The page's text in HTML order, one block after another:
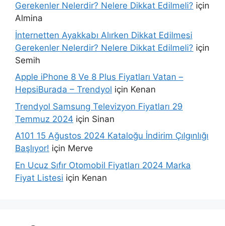
Gerekenler Nelerdir? Nelere Dikkat Edilmeli? için
Almina
İnternetten Ayakkabı Alırken Dikkat Edilmesi
Gerekenler Nelerdir? Nelere Dikkat Edilmeli? için
Semih
Apple iPhone 8 Ve 8 Plus Fiyatları Vatan –
HepsiBurada – Trendyol için Kenan
Trendyol Samsung Televizyon Fiyatları 29
Temmuz 2024 için Sinan
A101 15 Ağustos 2024 Kataloğu İndirim Çılgınlığı
Başlıyor! için Merve
En Ucuz Sıfır Otomobil Fiyatları 2024 Marka
Fiyat Listesi için Kenan